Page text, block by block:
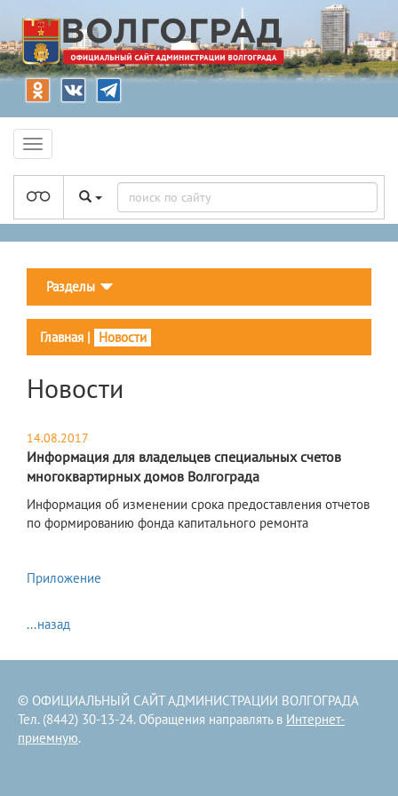
Разделы
Главная | Новости
Новости
14.08.2017
Информация для владельцев специальных счетов
многоквартирных домов Волгограда
Информация об изменении срока предоставления отчетов
по формированию фонда капитального ремонта
Приложение
...назад
© ОФИЦИАЛЬНЫЙ САЙТ АДМИНИСТРАЦИИ ВОЛГОГРАДА
Тел. (8442) 30-13-24. Обращения направлять в Интернет-
приемную.